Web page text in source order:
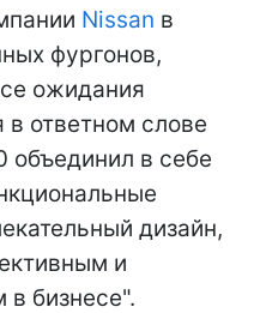
Nissan в
фургонов,
ожидания
в ответном слове
объединил в себе
дизайн,
и
бизнесе".